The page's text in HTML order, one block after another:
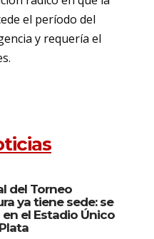
el período del
y requería el
del Torneo
ya tiene sede: se
en el Estadio Único